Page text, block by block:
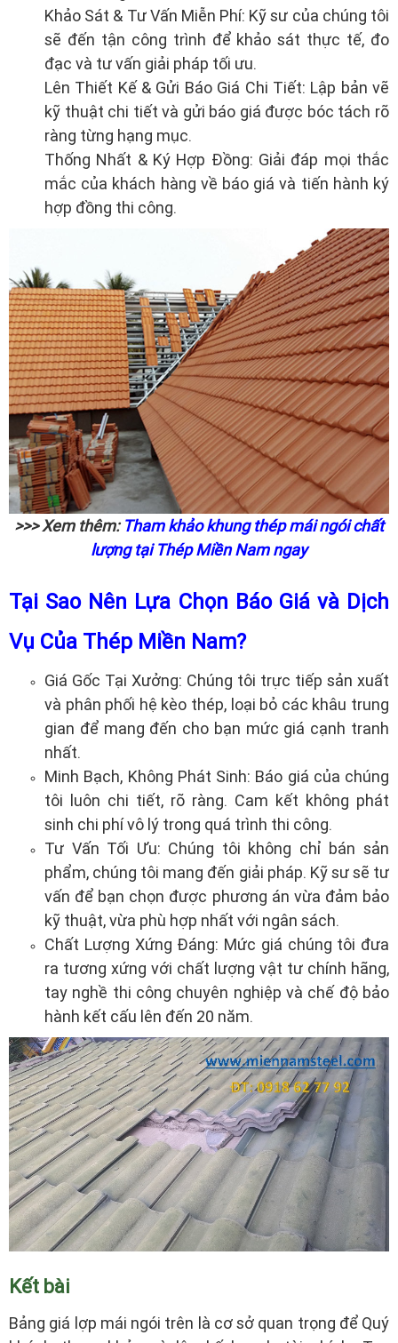
Khảo Sát & Tư Vấn Miễn Phí: Kỹ sư của chúng tôi
sẽ đến tận công trình để khảo sát thực tế, đo
đạc và tư vấn giải pháp tối ưu.
Lên Thiết Kế & Gửi Báo Giá Chi Tiết: Lập bản vẽ
kỹ thuật chi tiết và gửi báo giá được bóc tách rõ
ràng từng hạng mục.
Thống Nhất & Ký Hợp Đồng: Giải đáp mọi thắc
mắc của khách hàng về báo giá và tiến hành ký
hợp đồng thi công.
>>> Xem thêm: Tham khảo khung thép mái ngói chất
lượng tại Thép Miền Nam ngay
Tại Sao Nên Lựa Chọn Báo Giá và Dịch
Vụ Của Thép Miền Nam?
Giá Gốc Tại Xưởng: Chúng tôi trực tiếp sản xuất
và phân phối hệ kèo thép, loại bỏ các khâu trung
gian để mang đến cho bạn mức giá cạnh tranh
nhất.
Minh Bạch, Không Phát Sinh: Báo giá của chúng
tôi luôn chi tiết, rõ ràng. Cam kết không phát
sinh chi phí vô lý trong quá trình thi công.
Tư Vấn Tối Ưu: Chúng tôi không chỉ bán sản
phẩm, chúng tôi mang đến giải pháp. Kỹ sư sẽ tư
vấn để bạn chọn được phương án vừa đảm bảo
kỹ thuật, vừa phù hợp nhất với ngân sách.
Chất Lượng Xứng Đáng: Mức giá chúng tôi đưa
ra tương xứng với chất lượng vật tư chính hãng,
tay nghề thi công chuyên nghiệp và chế độ bảo
hành kết cấu lên đến 20 năm.
Kết bài
Bảng giá lợp mái ngói trên là cơ sở quan trọng để Quý